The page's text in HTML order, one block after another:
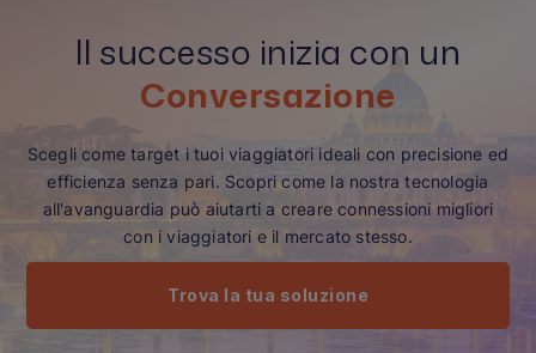
Il successo inizia con un
Conversazione
Scegli come target i tuoi viaggiatori ideali con precisione ed
efficienza senza pari. Scopri come la nostra tecnologia
all'avanguardia può aiutarti a creare connessioni migliori
con i viaggiatori e il mercato stesso.
Trova la tua soluzione